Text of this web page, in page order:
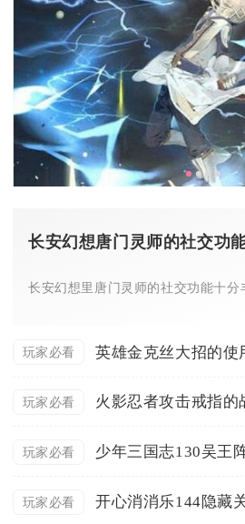
长安幻想唐门灵师的社交功
玩家必看 英雄金克丝大招的使
玩家必看
玩家必看
玩家必看 开心消消乐144隐藏